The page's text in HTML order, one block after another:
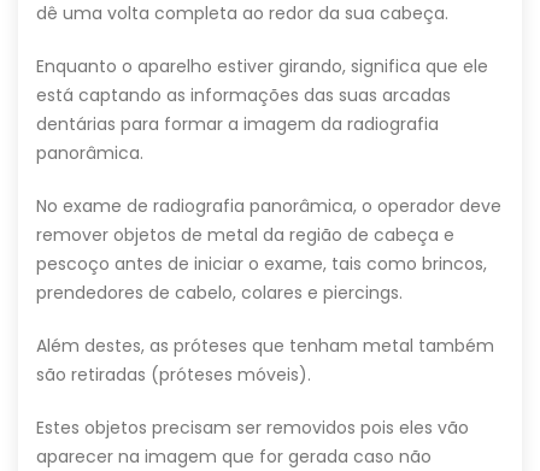
dê uma volta completa ao redor da sua cabeça.
Enquanto o aparelho estiver girando, significa que ele
está captando as informações das suas arcadas
dentárias para formar a imagem da radiografia
panorâmica.
No exame de radiografia panorâmica, o operador deve
remover objetos de metal da região de cabeça e
pescoço antes de iniciar o exame, tais como brincos,
prendedores de cabelo, colares e piercings.
Além destes, as próteses que tenham metal também
são retiradas (próteses móveis).
Estes objetos precisam ser removidos pois eles vão
aparecer na imagem que for gerada caso não